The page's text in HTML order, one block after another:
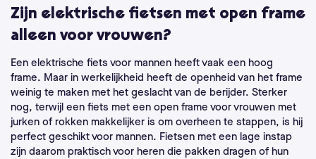
Zijn elektrische fietsen met open frame
alleen voor vrouwen?
Een elektrische fiets voor mannen heeft vaak een hoog
frame. Maar in werkelijkheid heeft de openheid van het frame
weinig te maken met het geslacht van de berijder. Sterker
nog, terwijl een fiets met een open frame voor vrouwen met
jurken of rokken makkelijker is om overheen te stappen, is hij
perfect geschikt voor mannen. Fietsen met een lage instap
zijn daarom praktisch voor heren die pakken dragen of hun